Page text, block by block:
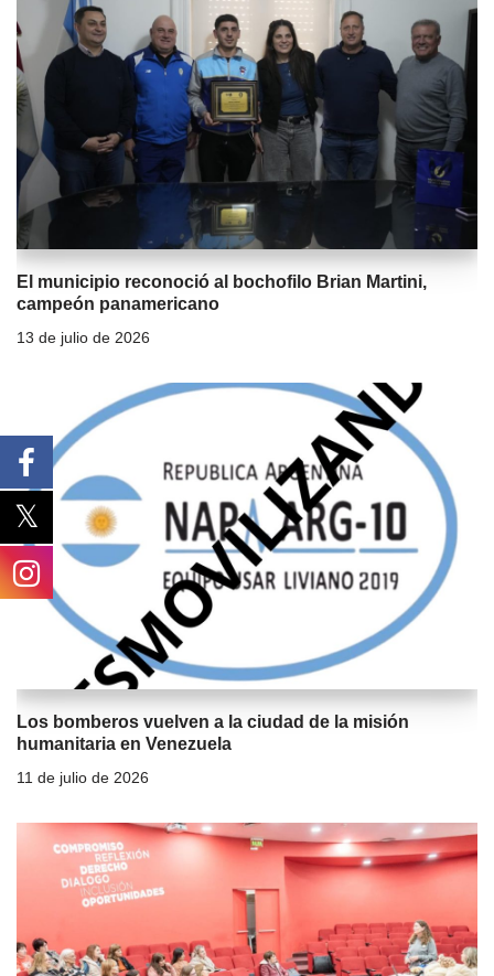
El municipio reconoció al bochofilo Brian Martini,
campeón panamericano
13 de julio de 2026
Los bomberos vuelven a la ciudad de la misión
humanitaria en Venezuela
11 de julio de 2026